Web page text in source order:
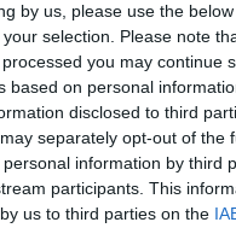
by us, please use the
selection. Please note
you may continue
based on personal
disclosed to third
separately opt-out of the
information by third
participants. This
us to third parties on the